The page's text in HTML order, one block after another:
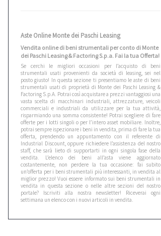
Aste Online Monte dei Paschi Leasing
Vendita online di beni strumentali per conto di Monte
dei Paschi Leasing & Factoring S.p.a. Fai la tua Offerta!
Se cerchi le migliori occasioni per l’acquisto di beni
strumentali usati provenienti da società di leasing, sei nel
posto giusto! In questa sezione ti presentiamo le aste di beni
strumentali usati di proprietà di Monte dei Paschi Leasing &
Factoring S.p.A. Potrai così acquistare a prezzi vantaggiosi una
vasta scelta di macchinari industriali, attrezzature, veicoli
commerciali e industriali da utilizzare per la tua attività,
risparmiando una somma consistente! Potrai scegliere di fare
offerte per i lotti singoli o per l’intero asset mobiliare. Inoltre,
potrai sempre ispezionare i beni in vendita, prima di fare la tua
offerta, prendendo un appuntamento con il referente di
Industrial Discount, oppure richiedere l’assistenza del nostro
staff, che sarà lieto di supportarti in ogni singola fase della
vendita. L’elenco dei beni all’asta viene aggiornato
costantemente, non perdere la tua occasione: fai subito
un’offerta per i beni strumentali più interessanti, in vendita al
miglior prezzo! Vuoi essere informato sui beni strumentali in
vendita in questa sezione o nelle altre sezioni del nostro
portale? Iscriviti alla nostra newsletter! Riceverai ogni
settimana un elenco con i nuovi articoli in vendita.